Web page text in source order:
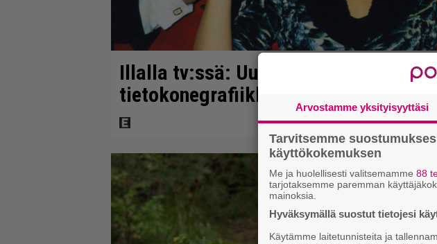
Illalla tv:ssä: Uuno-elokuva jossa
tietokonegrafiikkaa? Sellainen tehtiin
Arvostamme yksityisyyttäsi
Tarvitsemme
käyttökokemuksen
Me ja huolellisesti valitsemamme 88
tarjotaksemme paremman
mainoksia.
Hyväksymällä suostut tietojesi
Käytämme laitetunnisteita ja